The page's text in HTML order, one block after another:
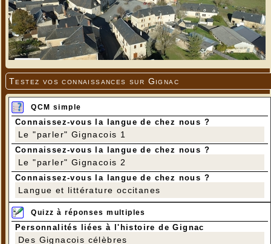
Testez vos connaissances sur Gignac
QCM simple
Connaissez-vous la langue de chez nous ?
Le "parler" Gignacois 1
Connaissez-vous la langue de chez nous ?
Le "parler" Gignacois 2
Connaissez-vous la langue de chez nous ?
Langue et littérature occitanes
Quizz à réponses multiples
Personnalités liées à l'histoire de Gignac
Des Gignacois célèbres